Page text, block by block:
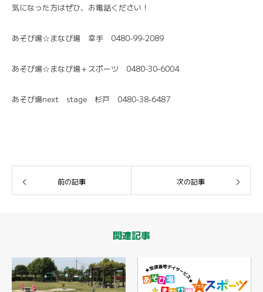
気になった方はぜひ、お電話ください！
あそび場☆まなび場 幸手 0480-99-2089
あそび場☆まなび場＋スポーツ 0480-30-6004
あそび場next stage 杉戸 0480-38-6487
前の記事 次の記事
関連記事